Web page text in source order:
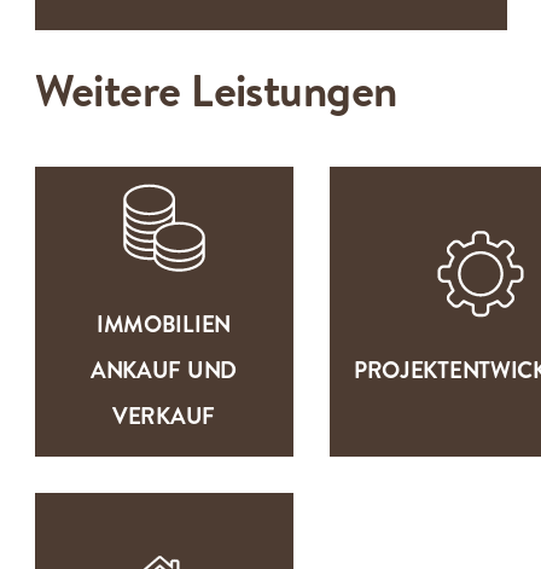
Weitere Leistungen
IMMOBILIEN
ANKAUF UND
VERKAUF
IMMOBILIEN
ANKAUF UND
LEISTUNG